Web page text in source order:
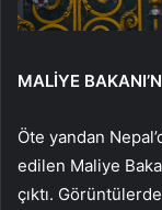
MALİYE
Öte yandan
edilen Maliye
çıktı.